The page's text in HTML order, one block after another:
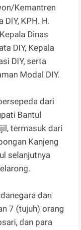
Kemantren
KPH. H.
Dinas
DIY, Kepala
DIY, serta
Modal DIY.
dari
Bantul
termasuk dari
Kanjeng
selanjutnya
dan
7 (tujuh) orang
dan para